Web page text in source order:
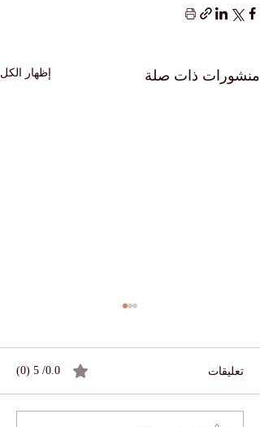
منشورات ذات صلة إظهار الكل
تعليقات 0.0/ 5 (0)